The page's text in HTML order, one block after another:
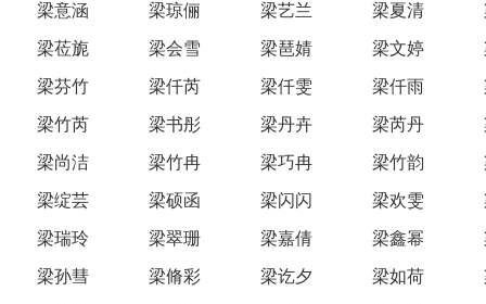
梁意涵 梁琼俪 梁艺兰 梁夏清
梁莅旎 梁会雪 梁琶婧 梁文婷
梁芬竹 梁仟芮 梁仟雯 梁仟雨
梁竹芮 梁书彤 梁丹卉 梁芮丹
梁尚洁 梁竹冉 梁巧冉 梁竹韵
梁绽芸 梁硕函 梁闪闪 梁欢雯
梁瑞玲 梁翠珊 梁嘉倩 梁鑫幂
梁孙彗 梁脩彩 梁讫夕 梁如荷